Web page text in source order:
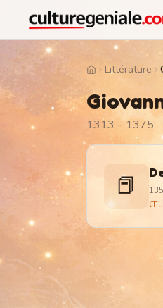
HomeLittérature
1313 – 1375
📕